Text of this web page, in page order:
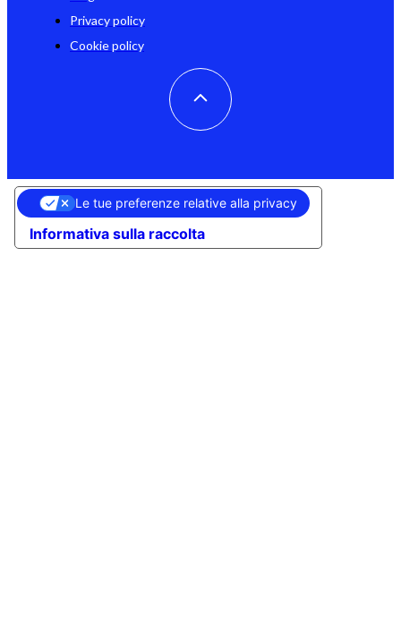
Privacy policy
Cookie policy
Informativa sulla raccolta
Le tue preferenze relative alla privacy